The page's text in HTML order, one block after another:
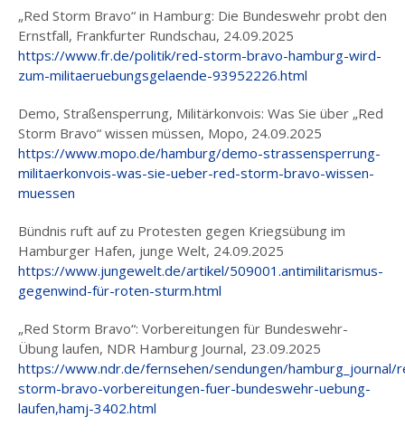
„Red Storm Bravo“ in Hamburg: Die Bundeswehr probt den
Ernstfall, Frankfurter Rundschau, 24.09.2025
https://www.fr.de/politik/red-storm-bravo-hamburg-wird-
zum-militaeruebungsgelaende-93952226.html
Demo, Straßensperrung, Militärkonvois: Was Sie über „Red
Storm Bravo“ wissen müssen, Mopo, 24.09.2025
https://www.mopo.de/hamburg/demo-strassensperrung-
militaerkonvois-was-sie-ueber-red-storm-bravo-wissen-
muessen
Bündnis ruft auf zu Protesten gegen Kriegsübung im
Hamburger Hafen, junge Welt, 24.09.2025
https://www.jungewelt.de/artikel/509001.antimilitarismus-
gegenwind-für-roten-sturm.html
„Red Storm Bravo“: Vorbereitungen für Bundeswehr-
Übung laufen, NDR Hamburg Journal, 23.09.2025
https://www.ndr.de/fernsehen/sendungen/hamburg_journal/
storm-bravo-vorbereitungen-fuer-bundeswehr-uebung-
laufen,hamj-3402.html